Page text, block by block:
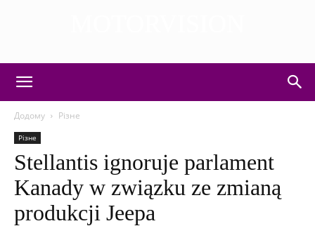
Додому Різне
Різне
Stellantis ignoruje parlament
Kanady w związku ze zmianą
produkcji Jeepa